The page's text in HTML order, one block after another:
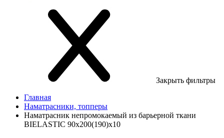
Закрыть фильтры
Главная
Наматрасники, топперы
Наматрасник непромокаемый из барьерной ткани
BIELASTIC 90х200(190)х10